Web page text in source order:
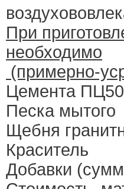
При
необходимо
(примерно-
Цемента
Песка мытого
Щебня
Краситель
Добавки